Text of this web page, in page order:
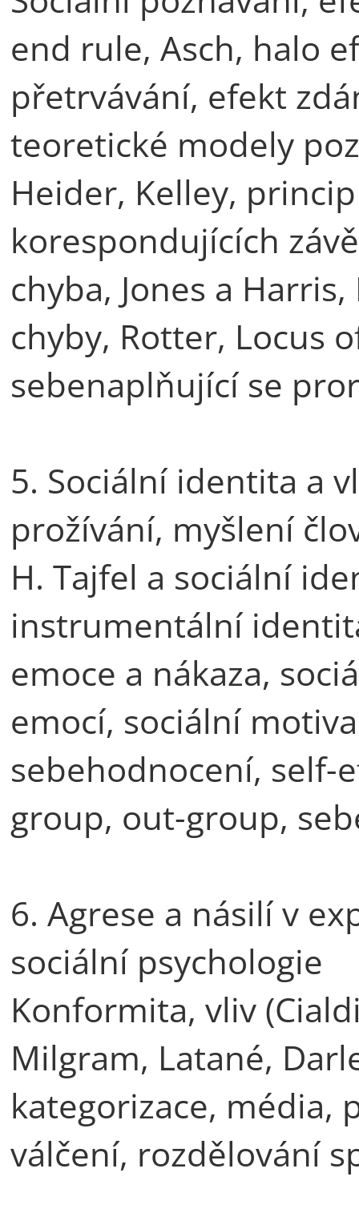
end rule, Asch, halo
přetrvávání, efekt
teoretické modely
Heider, Kelley,
korespondujících
chyba, Jones a
chyby, Rotter, Locus
sebenaplňující se
5. Sociální identita a
prožívání, myšlení
H. Tajfel a sociální
instrumentální
emoce a nákaza,
emocí, sociální
sebehodnocení, self-
group, out-group,
6. Agrese a násilí v
sociální psychologie
Konformita, vliv
Milgram, Latané,
kategorizace, média,
válčení, rozdělování